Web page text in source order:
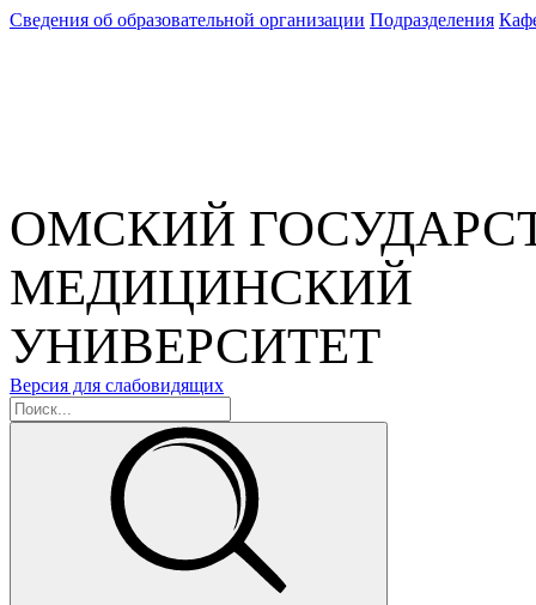
Сведения об образовательной организации Подразделения
ОМСКИЙ
МЕДИЦИНСКИЙ
УНИВЕРСИТЕТ
Версия для слабовидящих